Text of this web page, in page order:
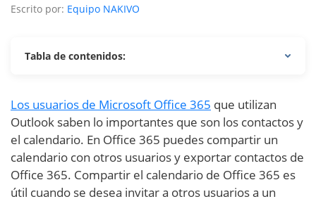
Escrito por: Equipo NAKIVO
Tabla de contenidos:
Los usuarios de Microsoft Office 365 que utilizan
Outlook saben lo importantes que son los contactos y
el calendario. En Office 365 puedes compartir un
calendario con otros usuarios y exportar contactos de
Office 365. Compartir el calendario de Office 365 es
útil cuando se desea invitar a otros usuarios a un